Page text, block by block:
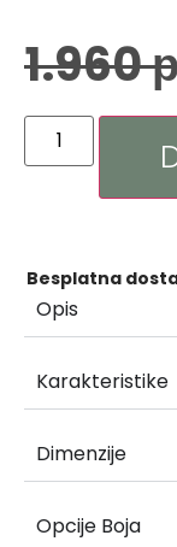
1.960
Besplatna
Opis
Karakteristike
Dimenzije
Opcije Boja